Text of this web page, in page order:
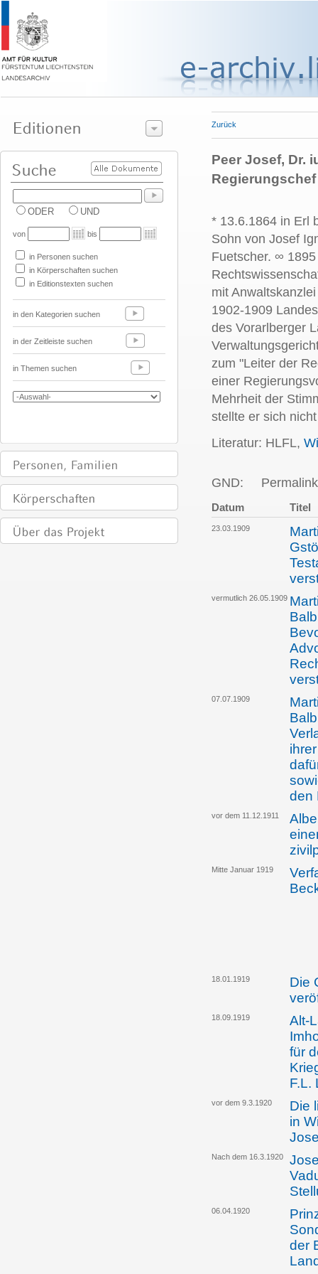
ODER UND
von bis
in Personen suchen
in Körperschaften suchen
in Editionstexten suchen
in den Kategorien suchen
in der Zeitleiste suchen
in Themen suchen
Zurück
Peer Josef, Dr.
Regierungschef
* 13.6.1864 in Erl
Sohn von Josef
Fuetscher. ∞
mit
1902-1909
des Vorarlberger
zum "Leiter der
einer
Mehrheit der
stellte er sich
Literatur: HLFL,
GND:
Datum Titel
23.03.1909
vermutlich 26.05.1909
07.07.1909
den
vor dem 11.12.1911
Mitte Januar 1919
18.01.1919
Die
18.09.1919
Alt-
für
F.L.
vor dem 9.3.1920
Die
in
Nach dem 16.3.1920
06.04.1920
der